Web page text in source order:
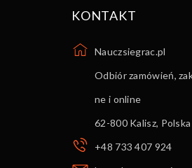
KONTAKT
Nauczsiegrac.pl
Odbiór zamówień,
ne i online
62-800 Kalisz, Polska
+48 733 407 924